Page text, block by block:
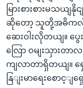
မြားစားစားမသယ
ဆိုတော့ သူတို့အဓိကလိုအ
ဆေးဝါးလိုတယျ။ ပွ
လြော ဝမျးသှားတာ
ကျလာတာရှိတယျ။ ရှ
နြျးမာရေးစောင့ျရှ